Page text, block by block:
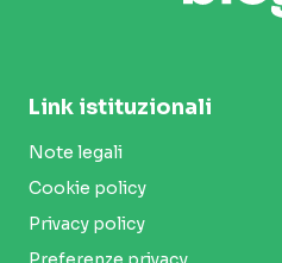
Link istituzionali
Note legali
Cookie policy
Privacy policy